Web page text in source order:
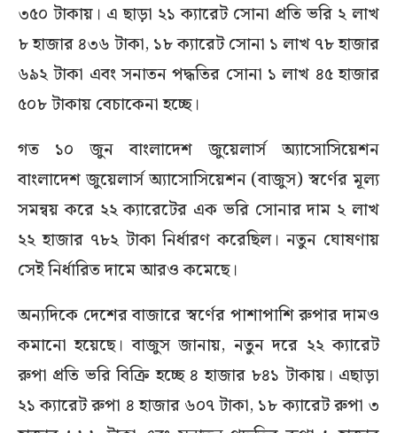
৩৫০ টাকায়। এ ছাড়া ২১ ক্যারেট সোনা প্রতি ভরি ২ লাখ
৮ হাজার ৪৩৬ টাকা, ১৮ ক্যারেট সোনা ১ লাখ ৭৮ হাজার
৬৯২ টাকা এবং সনাতন পদ্ধতির সোনা ১ লাখ ৪৫ হাজার
৫০৮ টাকায় বেচাকেনা হচ্ছে।
গত ১০ জুন বাংলাদেশ জুয়েলার্স অ্যাসোসিয়েশন
বাংলাদেশ জুয়েলার্স অ্যাসোসিয়েশন (বাজুস) স্বর্ণের মূল্য
সমন্বয় করে ২২ ক্যারেটের এক ভরি সোনার দাম ২ লাখ
২২ হাজার ৭৮২ টাকা নির্ধারণ করেছিল। নতুন ঘোষণায়
সেই নির্ধারিত দামে আরও কমেছে।
অন্যদিকে দেশের বাজারে স্বর্ণের পাশাপাশি রুপার দামও
কমানো হয়েছে। বাজুস জানায়, নতুন দরে ২২ ক্যারেট
রুপা প্রতি ভরি বিক্রি হচ্ছে ৪ হাজার ৮৪১ টাকায়। এছাড়া
২১ ক্যারেট রুপা ৪ হাজার ৬০৭ টাকা, ১৮ ক্যারেট রুপা ৩